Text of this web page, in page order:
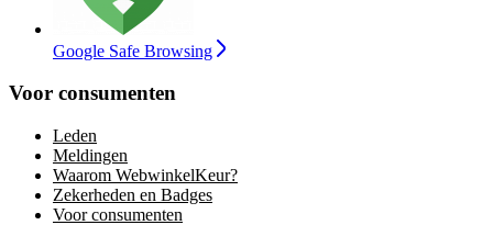
Google Safe Browsing
Voor consumenten
Leden
Meldingen
Waarom WebwinkelKeur?
Zekerheden en Badges
Voor consumenten